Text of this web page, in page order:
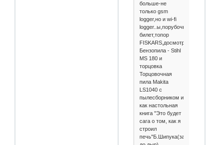
больше-не
только gsm
logger,но и wi-fi
logger..ы,порубочный
билет,топор
FISKARS,досмотренная
Бензопила - Stihl
MS 180 и
торцовка
Торцовочная
пила Makita
LS1040 с
пылесборником и
как настольная
книга "Это будет
сага о том, как я
строил
печь"Б.Шипука(зачитанная